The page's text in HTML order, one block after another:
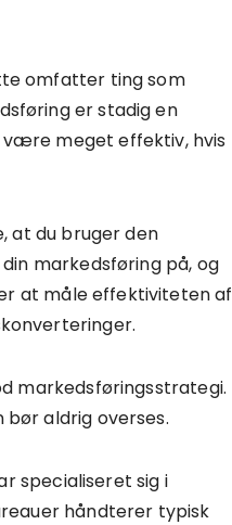
omfatter ting som
er stadig en
meget effektiv, hvis
at du bruger den
markedsføring på, og
at måle effektiviteten af
markedsføringsstrategi.
aldrig overses.
specialiseret sig i
håndterer typisk